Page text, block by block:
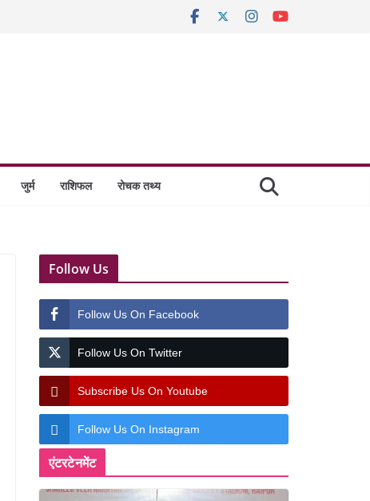
जुर्म राशिफल रोचक तथ्य
Follow Us
Follow Us On Facebook
Follow Us On Twitter
Subscribe Us On Youtube
Follow Us On Instagram
एंटरटेनमेंट